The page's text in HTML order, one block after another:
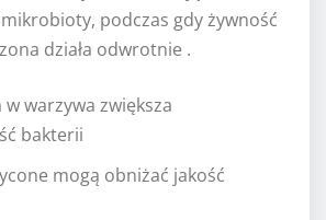
podczas gdy żywność
działa odwrotnie .
warzywa zwiększa
bakterii
mogą obniżać jakość